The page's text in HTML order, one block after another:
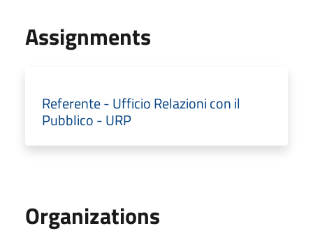
Assignments
Referente - Ufficio Relazioni con il
Pubblico - URP
Organizations